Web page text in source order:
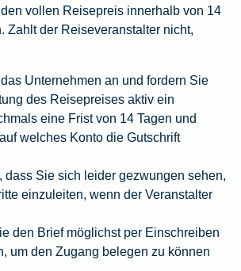
vollen Reisepreis innerhalb von 14
Zahlt der Reiseveranstalter nicht,
Unternehmen an und fordern Sie
des Reisepreises aktiv ein
eine Frist von 14 Tagen und
welches Konto die Gutschrift
dass Sie sich leider gezwungen sehen,
einzuleiten, wenn der Veranstalter
den Brief möglichst per Einschreiben
um den Zugang belegen zu können